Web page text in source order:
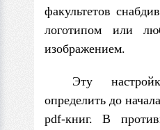
факультетов
логотипом или
изображением.
Эту
определить до
pdf-книг. В